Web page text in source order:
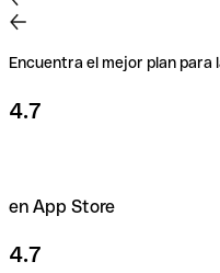
Encuentra el mejor plan para
4.7
en App Store
4.7